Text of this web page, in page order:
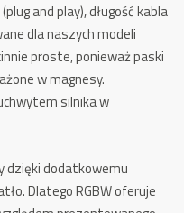
and play), długość kabla
dla naszych modeli
proste, ponieważ paski
w magnesy.
silnika w
dzięki dodatkowemu
Dlatego RGBW oferuje